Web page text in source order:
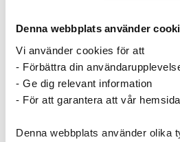
Denna webbplats använder
Vi använder cookies för att
- Förbättra din
- Ge dig relevant information
- För att garantera att vår
Denna webbplats använder olika